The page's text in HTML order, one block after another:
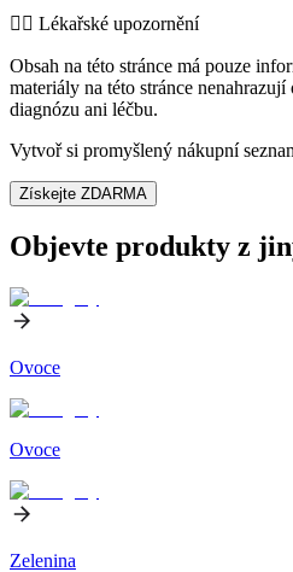
👨‍⚕️️ Lékařské upozornění
Obsah na této stránce má pouze
materiály na této stránce
diagnózu ani léčbu.
Vytvoř si promyšlený nákupní
Získejte ZDARMA
Objevte produkty z
Ovoce
Ovoce
Zelenina